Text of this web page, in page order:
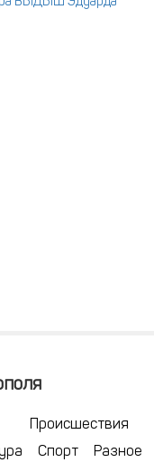
Происшествия
Спорт Разное